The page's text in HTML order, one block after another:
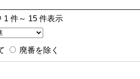
1 件～ 15 件表示
廃番を除く